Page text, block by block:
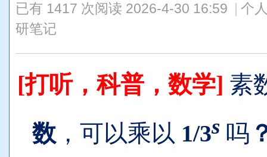
已有 1417 次阅读 2026-4-30 16:59
个
研笔记
[打听，科普，数学] 素
数，可以乘以 1/3s吗